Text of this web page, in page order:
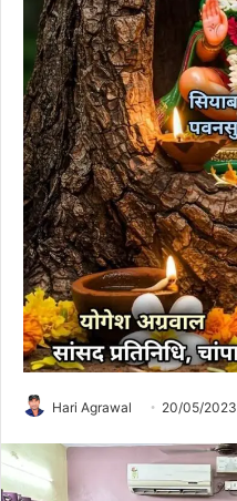
Hari Agrawal 20/05/2023